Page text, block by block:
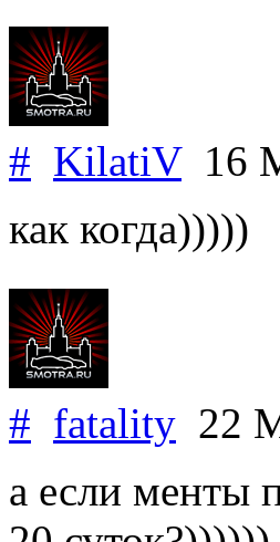
# KilatiV16
как когда)))))
# fatality 22
а если менты